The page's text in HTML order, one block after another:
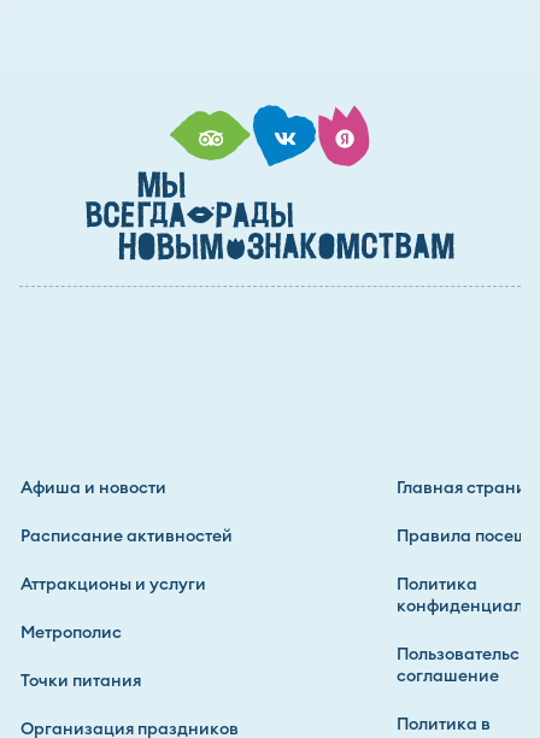
Афиша и новости
Расписание активностей
Аттракционы и услуги
Метрополис
Точки питания
Организация праздников
Главная
Правила
Политика
соглашение
Политика в